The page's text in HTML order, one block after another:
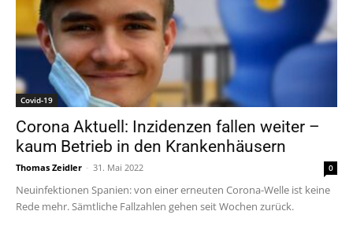
Covid-19
Corona Aktuell: Inzidenzen fallen weiter –
kaum Betrieb in den Krankenhäusern
Thomas Zeidler - 31. Mai 2022 0
Neuinfektionen Spanien: von einer erneuten Corona-Welle ist keine
Rede mehr. Sämtliche Fallzahlen gehen seit Wochen zurück.